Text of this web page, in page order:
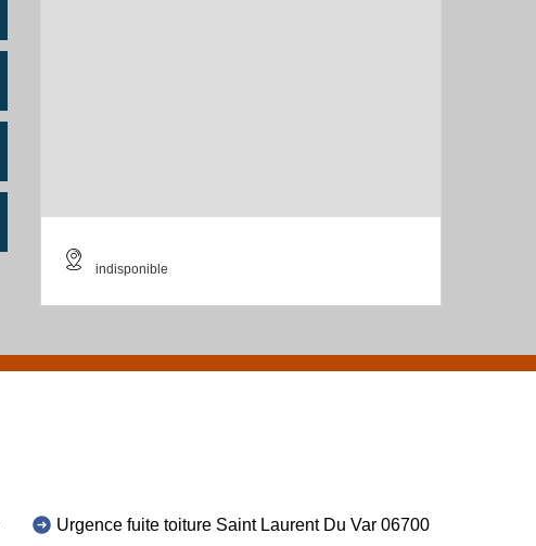
indisponible
Urgence fuite toiture Saint Laurent Du Var 06700